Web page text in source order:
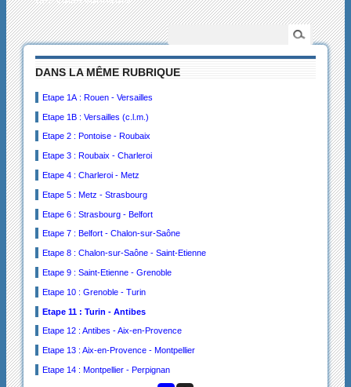
DANS LA MÊME RUBRIQUE
Etape 1A : Rouen - Versailles
Etape 1B : Versailles (c.l.m.)
Etape 2 : Pontoise - Roubaix
Etape 3 : Roubaix - Charleroi
Etape 4 : Charleroi - Metz
Etape 5 : Metz - Strasbourg
Etape 6 : Strasbourg - Belfort
Etape 7 : Belfort - Chalon-sur-Saône
Etape 8 : Chalon-sur-Saône - Saint-Etienne
Etape 9 : Saint-Etienne - Grenoble
Etape 10 : Grenoble - Turin
Etape 11 : Turin - Antibes
Etape 12 : Antibes - Aix-en-Provence
Etape 13 : Aix-en-Provence - Montpellier
Etape 14 : Montpellier - Perpignan